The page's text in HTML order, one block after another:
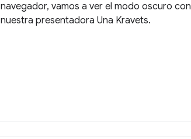
navegador, vamos a ver el modo oscuro con
nuestra presentadora Una Kravets.